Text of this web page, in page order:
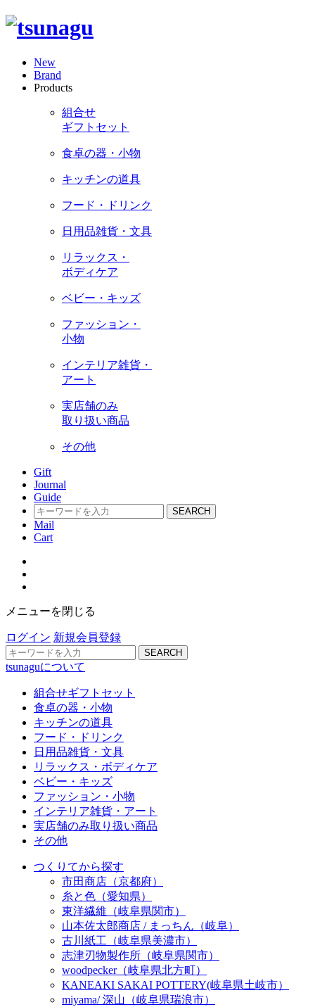
New
Brand
Products
組合せ
ギフトセット
食卓の器・小物
キッチンの道具
フード・ドリンク
日用品雑貨・文具
リラックス・
ボディケア
ベビー・キッズ
ファッション・
小物
インテリア雑貨・
アート
実店舗のみ
取り扱い商品
その他
Gift
Journal
Guide
SEARCH
Mail
Cart
メニューを閉じる
ログイン 新規会員登録
SEARCH
tsunaguについて
組合せギフトセット
食卓の器・小物
キッチンの道具
フード・ドリンク
日用品雑貨・文具
リラックス・ボディケア
ベビー・キッズ
ファッション・小物
インテリア雑貨・アート
実店舗のみ取り扱い商品
その他
つくりてから探す
市田商店（京都府）
糸と色（愛知県）
東洋繊維（岐阜県関市）
山本佐太郎商店 / まっちん（岐阜）
古川紙工（岐阜県美濃市）
志津刃物製作所（岐阜県関市）
woodpecker（岐阜県北方町）
KANEAKI SAKAI POTTERY(岐阜県土岐市）
miyama/ 深山（岐阜県瑞浪市）